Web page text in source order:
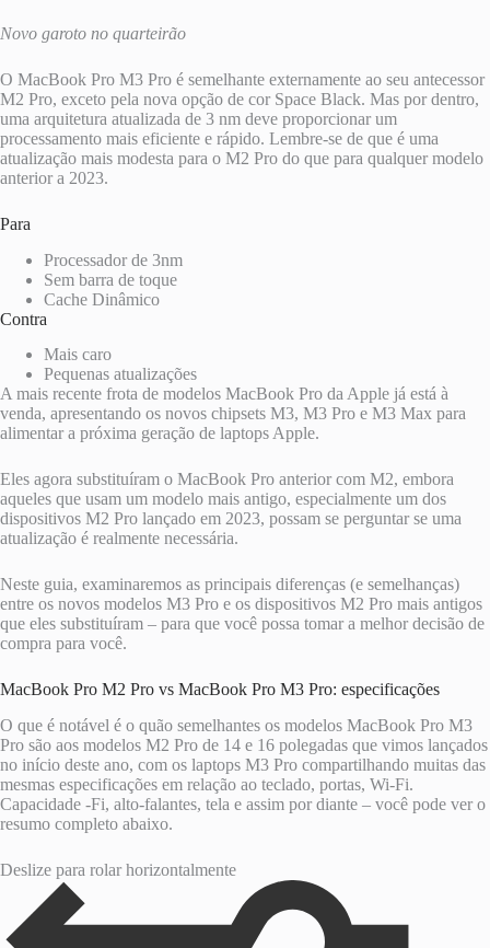
Novo garoto no quarteirão
O MacBook Pro M3 Pro é semelhante externamente ao seu antecessor
M2 Pro, exceto pela nova opção de cor Space Black. Mas por dentro,
uma arquitetura atualizada de 3 nm deve proporcionar um
processamento mais eficiente e rápido. Lembre-se de que é uma
atualização mais modesta para o M2 Pro do que para qualquer modelo
anterior a 2023.
Para
Processador de 3nm
Sem barra de toque
Cache Dinâmico
Contra
Mais caro
Pequenas atualizações
A mais recente frota de modelos MacBook Pro da Apple já está à
venda, apresentando os novos chipsets M3, M3 Pro e M3 Max para
alimentar a próxima geração de laptops Apple.
Eles agora substituíram o MacBook Pro anterior com M2, embora
aqueles que usam um modelo mais antigo, especialmente um dos
dispositivos M2 Pro lançado em 2023, possam se perguntar se uma
atualização é realmente necessária.
Neste guia, examinaremos as principais diferenças (e semelhanças)
entre os novos modelos M3 Pro e os dispositivos M2 Pro mais antigos
que eles substituíram – para que você possa tomar a melhor decisão de
compra para você.
MacBook Pro M2 Pro vs MacBook Pro M3 Pro: especificações
O que é notável é o quão semelhantes os modelos MacBook Pro M3
Pro são aos modelos M2 Pro de 14 e 16 polegadas que vimos lançados
no início deste ano, com os laptops M3 Pro compartilhando muitas das
mesmas especificações em relação ao teclado, portas, Wi-Fi.
Capacidade -Fi, alto-falantes, tela e assim por diante – você pode ver o
resumo completo abaixo.
Deslize para rolar horizontalmente